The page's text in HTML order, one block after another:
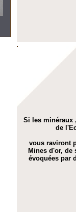
Si les minéraux
de
vous raviront
Mines d'or, de
évoquées par